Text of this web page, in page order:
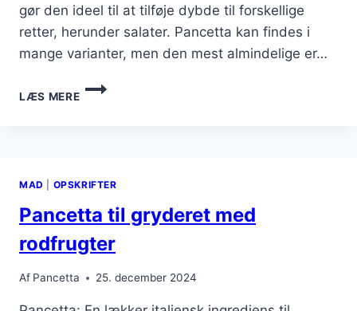
gør den ideel til at tilføje dybde til forskellige
retter, herunder salater. Pancetta kan findes i
mange varianter, men den mest almindelige er…
LÆS MERE
PANCETTA
TIL
MAD OPSKRIFTER
Pancetta til gryderet med
rodfrugter
Af Pancetta 25. december 2024